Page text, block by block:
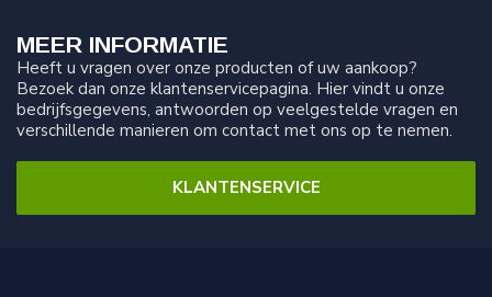
MEER INFORMATIE
Heeft u vragen over onze producten of uw aankoop?
Bezoek dan onze klantenservicepagina. Hier vindt u onze
bedrijfsgegevens, antwoorden op veelgestelde vragen en
verschillende manieren om contact met ons op te nemen.
KLANTENSERVICE